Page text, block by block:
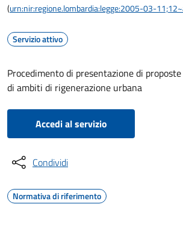
(urn:nir:regione.lombardia:legge:2005-03-
Servizio attivo
Procedimento di presentazione di
di ambiti di rigenerazione urbana
Accedi al servizio
Condividi
Normativa di riferimento